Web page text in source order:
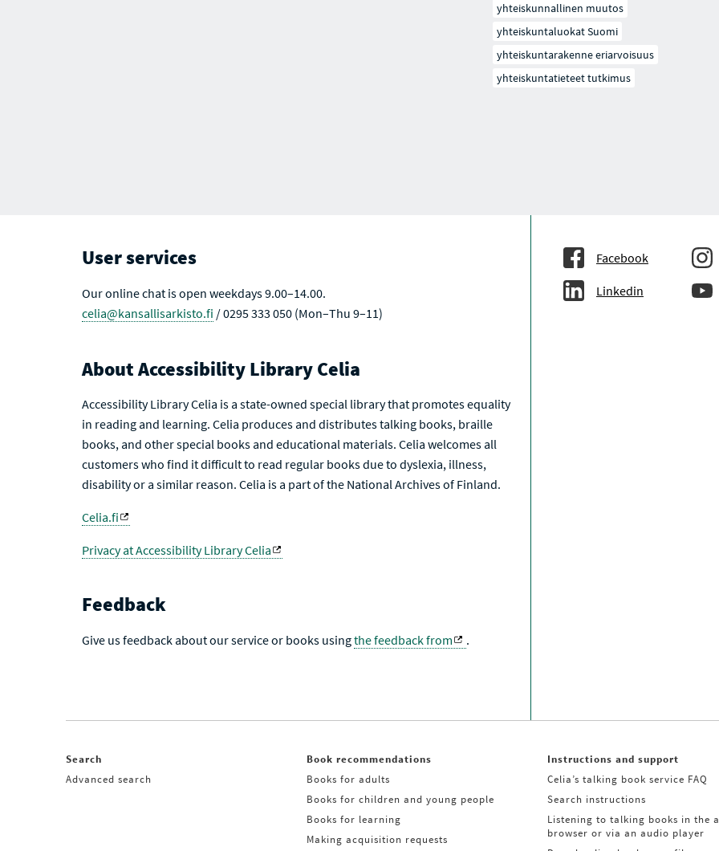
yhteiskunnallinen muutos
yhteiskuntaluokat Suomi
yhteiskuntarakenne eriarvoisuus
yhteiskuntatieteet tutkimus
User services
Our online chat is open weekdays 9.00–14.00.
celia@kansallisarkisto.fi / 0295 333 050 (Mon–Thu 9–11)
About Accessibility Library Celia
Accessibility Library Celia is a state-owned special library that promotes equality
in reading and learning. Celia produces and distributes talking books, braille
books, and other special books and educational materials. Celia welcomes all
customers who find it difficult to read regular books due to dyslexia, illness,
disability or a similar reason. Celia is a part of the National Archives of Finland.
Celia.fi
Privacy at Accessibility Library Celia
Feedback
Give us feedback about our service or books usingthe feedback from .
Facebook
Linkedin
Search
Advanced search
Book recommendations
Books for adults
Books for children and young people
Books for learning
Making acquisition requests
Instructions and support
Celia’s talking book service FAQ
Search instructions
Listening to talking books in the
browser or via an audio player